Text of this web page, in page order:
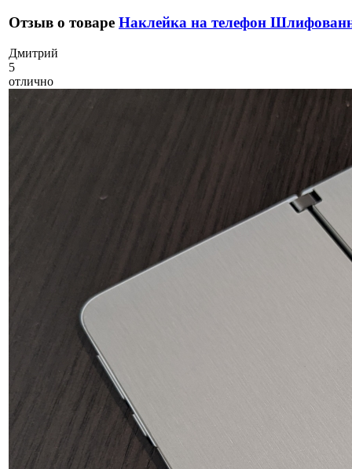
Отзыв о товаре Наклейка на телефон
Дмитрий
5
отлично